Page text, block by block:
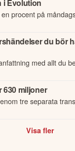
i Evolution
procent på
du bör
med allt du
dagens viktigaste
630 miljoner
tre separata
630 miljoner kronor.
Visa fler